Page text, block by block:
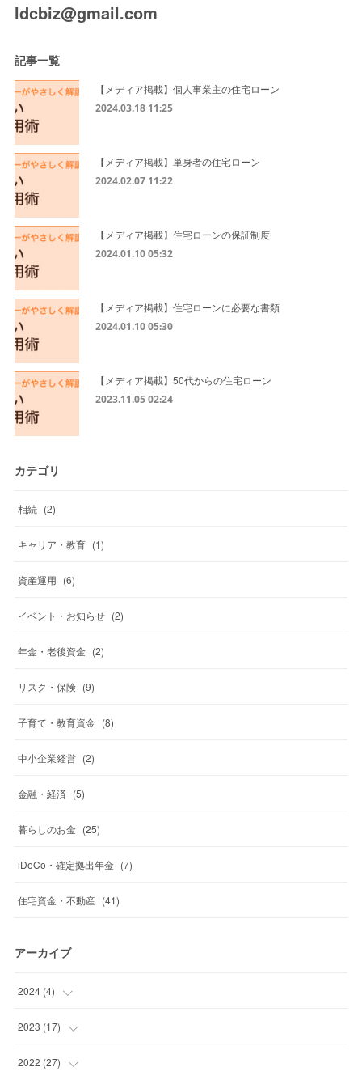
ldcbiz@gmail.com
記事一覧
【メディア掲載】個人事業主の住宅ローン
2024.03.18 11:25
【メディア掲載】単身者の住宅ローン
2024.02.07 11:22
【メディア掲載】住宅ローンの保証制度
2024.01.10 05:32
【メディア掲載】住宅ローンに必要な書類
2024.01.10 05:30
【メディア掲載】50代からの住宅ローン
2023.11.05 02:24
カテゴリ
相続 (2)
キャリア・教育 (1)
資産運用 (6)
イベント・お知らせ (2)
年金・老後資金 (2)
リスク・保険 (9)
子育て・教育資金 (8)
中小企業経営 (2)
金融・経済 (5)
暮らしのお金 (25)
iDeCo・確定拠出年金 (7)
住宅資金・不動産 (41)
アーカイブ
2024 (4)
(1
(1
2023 (17)
(1
2022 (27)